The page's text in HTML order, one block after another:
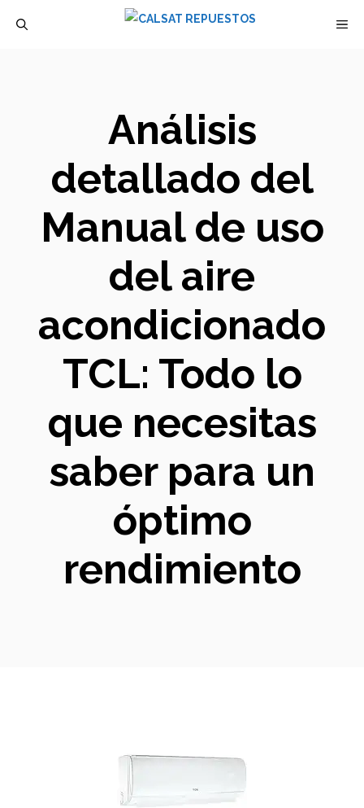
Análisis
detallado del
Manual de uso
del aire
acondicionado
TCL: Todo lo
que necesitas
saber para un
óptimo
rendimiento